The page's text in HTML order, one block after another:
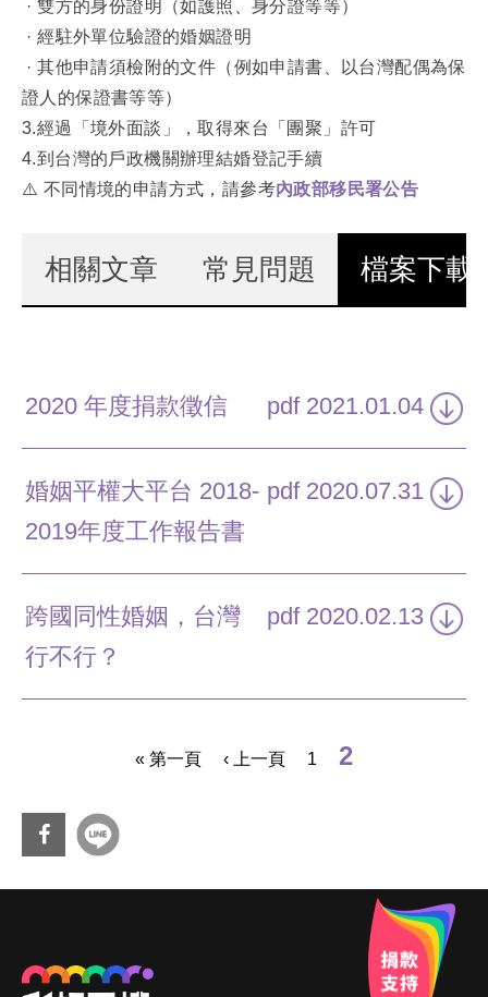
· ​​​​​​雙方的身份證明（如護照、身分證等等）
· 經駐外單位驗證的婚姻證明
· 其他申請須檢附的文件（例如申請書、以台灣配偶為保
證人的保證書等等）​​​​​​​
3.經過「境外面談」，取得來台「團聚」許可
4.到台灣的戶政機關辦理結婚登記手續
⚠️ 不同情境的申請方式，請參考內政部移民署公告
相關文章 常見問題 檔案下載
2020 年度捐款徵信 pdf 2021.01.04
婚姻平權大平台 2018-
2019年度工作報告書
pdf 2020.07.31
跨國同性婚姻，台灣
行不行？
pdf 2020.02.13
« 第一頁 ‹ 上一頁 1 2
cebo